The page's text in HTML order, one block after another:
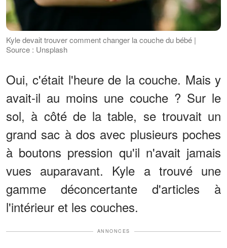
Kyle devait trouver comment changer la couche du bébé |
Source : Unsplash
Oui, c'était l'heure de la couche. Mais y
avait-il au moins une couche ? Sur le
sol, à côté de la table, se trouvait un
grand sac à dos avec plusieurs poches
à boutons pression qu'il n'avait jamais
vues auparavant. Kyle a trouvé une
gamme déconcertante d'articles à
l'intérieur et les couches.
ANNONCES